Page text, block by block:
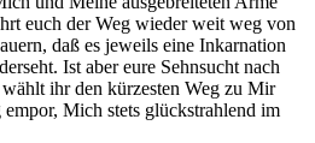
euch der Weg wieder weit weg von
daß es jeweils eine Inkarnation
Ist aber eure Sehnsucht nach
ihr den kürzesten Weg zu Mir
Mich stets glückstrahlend im